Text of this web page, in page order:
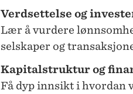
Verdsettelse og
Lær å vurdere
selskaper og
Kapitalstruktur og
Få dyp innsikt i hvordan